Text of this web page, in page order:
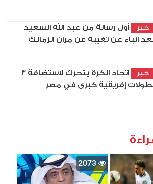
خبر
أول رسالة من عبد الله السعيد
أنباء عن تغيبه عن مران الزمالك
خبر
اتحاد الكرة يتحرك لاستضافة 3
إفريقية كبرى في مصر
2073